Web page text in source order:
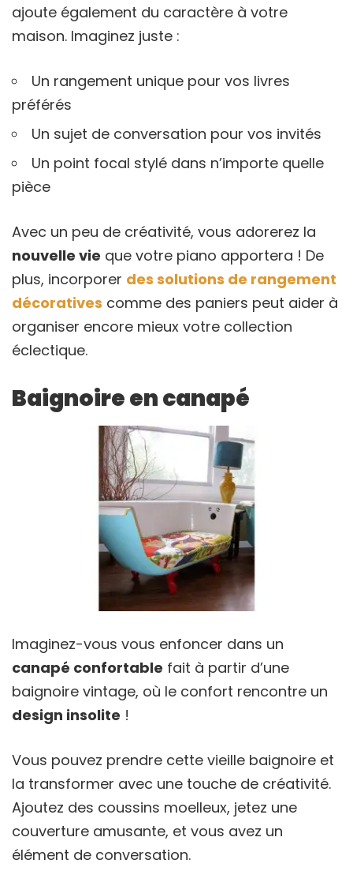
ajoute également du caractère à votre
maison. Imaginez juste :
Un rangement unique pour vos livres
préférés
Un sujet de conversation pour vos invités
Un point focal stylé dans n’importe quelle
pièce
Avec un peu de créativité, vous adorerez la
nouvelle vie que votre piano apportera ! De
plus, incorporer des solutions de rangement
décoratives comme des paniers peut aider à
organiser encore mieux votre collection
éclectique.
Baignoire en canapé
Imaginez-vous vous enfoncer dans un
canapé confortable fait à partir d’une
baignoire vintage, où le confort rencontre un
design insolite !
Vous pouvez prendre cette vieille baignoire et
la transformer avec une touche de créativité.
Ajoutez des coussins moelleux, jetez une
couverture amusante, et vous avez un
élément de conversation.